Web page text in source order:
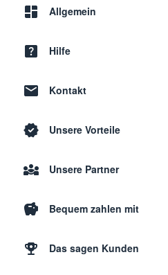
Allgemein
Hilfe
Kontakt
Unsere Vorteile
Unsere Partner
Bequem zahlen mit
Das sagen Kunden